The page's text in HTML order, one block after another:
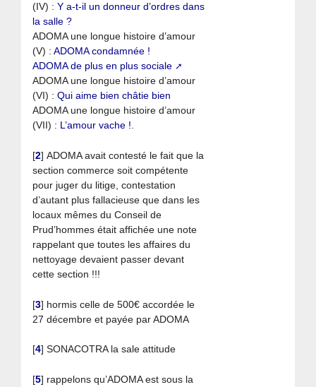
(IV) :Y a-t-il un donneur d’ordres dans
la salle ?
ADOMA une longue histoire d’amour
(V) :ADOMA condamnée !
ADOMA de plus en plus sociale
ADOMA une longue histoire d’amour
(VI) :Qui aime bien châtie bien
ADOMA une longue histoire d’amour
(VII) : L’amour vache !.
[2]ADOMA avait contesté le fait que la
section commerce soit compétente
pour juger du litige, contestation
d’autant plus fallacieuse que dans les
locaux mêmes du Conseil de
Prud’hommes était affichée une note
rappelant que toutes les affaires du
nettoyage devaient passer devant
cette section !!!
[3] hormis celle de 500€ accordée le
27 décembre et payée par ADOMA
[4]SONACOTRA la sale attitude
[5] rappelons qu’ADOMA est sous la